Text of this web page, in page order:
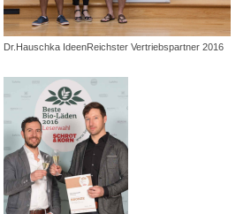
Dr.Hauschka IdeenReichster Vertriebspartner 2016